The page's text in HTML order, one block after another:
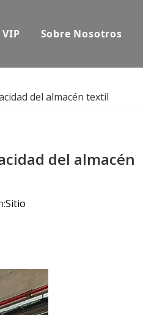
Sobre Nosotros
del almacén textil
del almacén
Sitio